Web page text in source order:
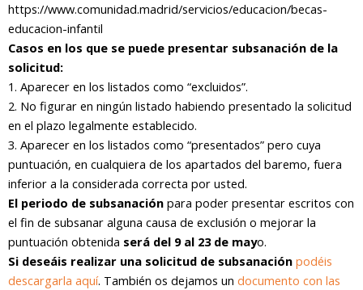
https://www.comunidad.madrid/servicios/educacion/becas-
educacion-infantil
Casos en los que se puede presentar subsanación de la
solicitud:
1. Aparecer en los listados como “excluidos”.
2. No figurar en ningún listado habiendo presentado la solicitud
en el plazo legalmente establecido.
3. Aparecer en los listados como “presentados” pero cuya
puntuación, en cualquiera de los apartados del baremo, fuera
inferior a la considerada correcta por usted.
El periodo de subsanación para poder presentar escritos con
el fin de subsanar alguna causa de exclusión o mejorar la
puntuación obtenida será del 9 al 23 de mayo.
Si deseáis realizar una solicitud de subsanación podéis
descargarla aquí. También os dejamos un documento con las